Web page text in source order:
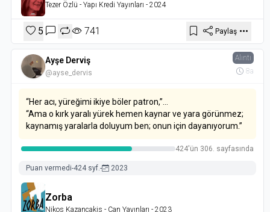
Tezer Özlü - Yapı Kredi Yayınları - 2024
5 741 Paylaş
Ayşe Derviş
@ayse_dervis
Alıntı
8a
“Her acı, yüreğimi ikiye böler patron,”...
“Ama o kırk yaralı yürek hemen kaynar ve yara görünmez;
kaynamış yaralarla doluyum ben; onun için dayanıyorum.”
424'ün 306. sayfasında
Puan vermedi-424 syf.- 2023
Zorba
Nikos Kazancakis - Can Yayınları - 2023